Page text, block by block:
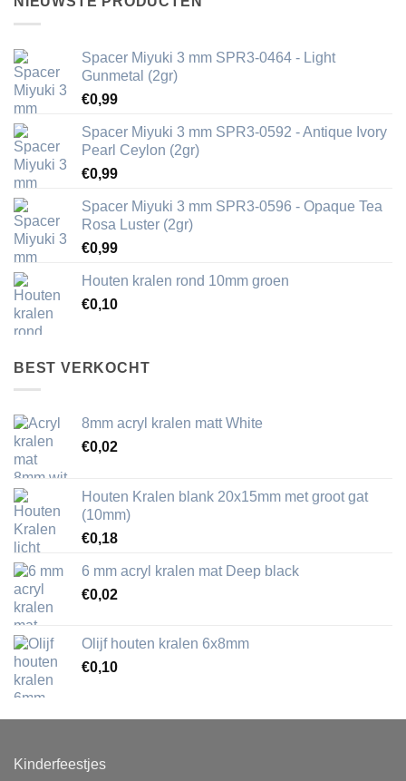
Spacer Miyuki 3 mm SPR3-0464 - Light
Gunmetal (2gr)
€0,99
Spacer Miyuki 3 mm SPR3-0592 - Antique Ivory
Pearl Ceylon (2gr)
€0,99
Spacer Miyuki 3 mm SPR3-0596 - Opaque Tea
Rosa Luster (2gr)
€0,99
Houten kralen rond 10mm groen
€0,10
BEST VERKOCHT
8mm acryl kralen matt White
€0,02
Houten Kralen blank 20x15mm met groot gat
(10mm)
€0,18
6 mm acryl kralen mat Deep black
€0,02
Olijf houten kralen 6x8mm
€0,10
Kinderfeestjes